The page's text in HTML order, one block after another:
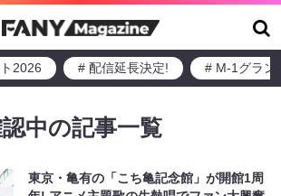
2026 # 配信延長決定! # M-1グラン
中の記事一覧
東京・亀有の「こち亀記念館」が開館1周